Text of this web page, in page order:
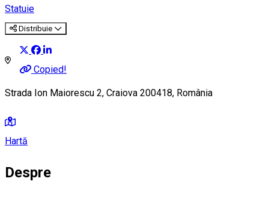
Statuie
Distribuie
Copied!
Strada Ion Maiorescu 2, Craiova 200418, România
Hartă
Despre